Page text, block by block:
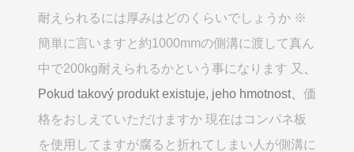
耐えられるには厚みはどのくらいでしょうか ※
簡単に言いますと約1000mmの側溝に渡して真ん
中で200kg耐えられるかという事になります 又
Pokud takový produkt existuje, jeho hmotnost、 価
格をおしえていただけますか 現在はコンパネ板
を使用してますが腐ると折れてしまい人が側溝に